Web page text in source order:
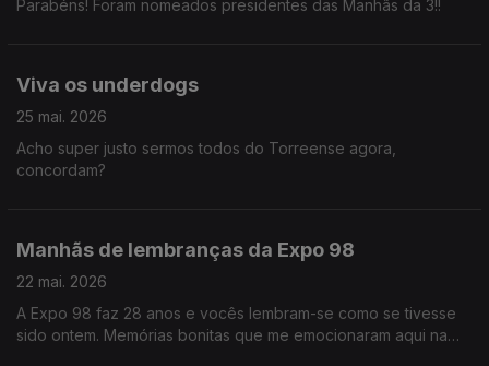
Parabéns! Foram nomeados presidentes das Manhãs da 3!!
Viva os underdogs
25 mai. 2026
Acho super justo sermos todos do Torreense agora,
concordam?
Manhãs de lembranças da Expo 98
22 mai. 2026
A Expo 98 faz 28 anos e vocês lembram-se como se tivesse
sido ontem. Memórias bonitas que me emocionaram aqui na